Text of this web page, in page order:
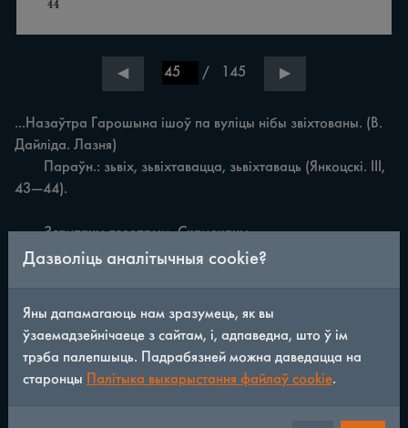
◀ / 145 ▶
...Назаўтра Гарошына ішоў па вуліцы нібы звіхтованы. (В.
Дайліда. Лазня)
43—44).
	Згамтаны дзеепрым. Скамечаны.
	Калі кажушком і світай, згамтанымі разам, ён
Пошукі будучыні)
	Параўн.: згомуано, згомтаць — пакладзеная
(пакласці) абы-як, не згарнуўшы (Сцяцко, 66); згамтаваны,
згамтаны, згомтаны — памяты, пакамечаны (Сцяшковіч,
190).
Дазволіць аналітычныя cookie?
Яны дапамагаюць нам зразумець, як вы
ўзаемадзейнічаеце з сайтам, і, адпаведна, што ў ім
трэба палепшыць. Падрабязней можна даведацца на
старонцы
Палітыка выкарыстання файлаў cookie.